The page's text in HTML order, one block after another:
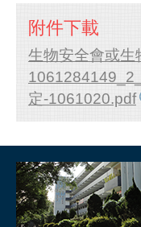
附件下載
生物安全會或
定-1061020.pdf